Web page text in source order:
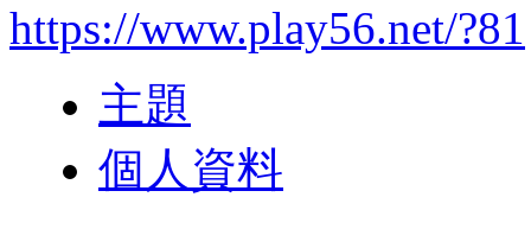
https://www.play56.net/?81
主題
個人資料